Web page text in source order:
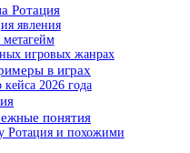
Ротация
явления
игровых жанрах
в играх
кейса 2026 года
понятия
Ротация и похожими